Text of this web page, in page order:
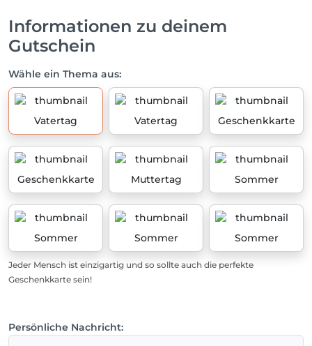
Informationen zu deinem
Gutschein
Wähle ein Thema aus:
Vatertag Vatertag Geschenkkarte
Geschenkkarte Muttertag Sommer
Sommer Sommer Sommer
Jeder Mensch ist einzigartig und so sollte auch die perfekte
Geschenkkarte sein!
Persönliche Nachricht: